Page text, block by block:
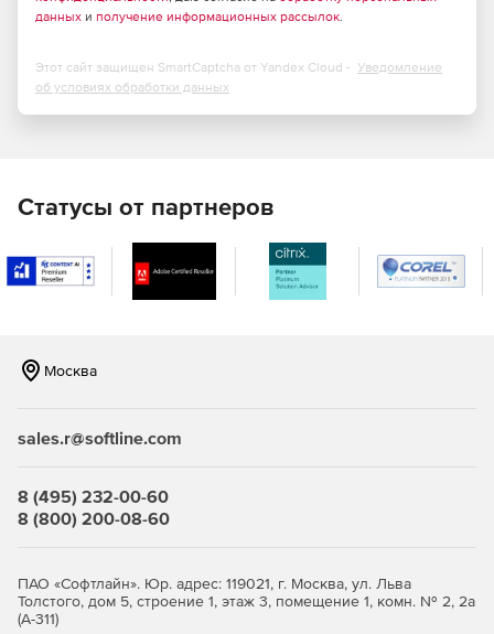
по выбранным.
автоматически.
Создание отчетов по результатам анализа различий
между базами данных.
Автоматизация процессов сравнения и
Сохранение и загрузка всех параметров проектов
Доступ к множеству параметров для настройки
данных и получение информационных рассылок.
Этот сайт защищен SmartCaptcha от Yandex Cloud - Уведомление
об условиях обработки данных
Статусы от партнеров
Москва
sales.r@softline.com
8 (495) 232-00-60
8 (800) 200-08-60
ПАО «Софтлайн». Юр. адрес: 119021, г. Москва, ул. Льва
Толстого, дом 5, строение 1, этаж 3, помещение 1, комн. № 2, 2а
(А-311)